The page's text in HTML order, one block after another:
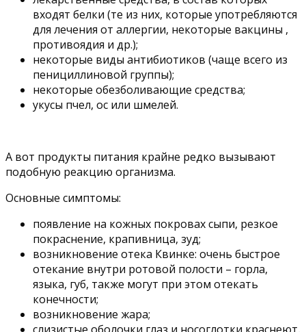
входят белки (те из них, которые употребляются
для лечения от аллергии, некоторые вакцины ,
противоядия и др.);
некоторые виды антибиотиков (чаще всего из
пенициллиновой группы);
некоторые обезболивающие средства;
укусы пчел, ос или шмелей.
А вот продукты питания крайне редко вызывают
подобную реакцию организма.
Основные симптомы:
появление на кожных покровах сыпи, резкое
покраснение, крапивница, зуд;
возникновение отека Квинке: очень быстрое
отекание внутри ротовой полости – горла,
языка, губ, также могут при этом отекать
конечности;
возникновение жара;